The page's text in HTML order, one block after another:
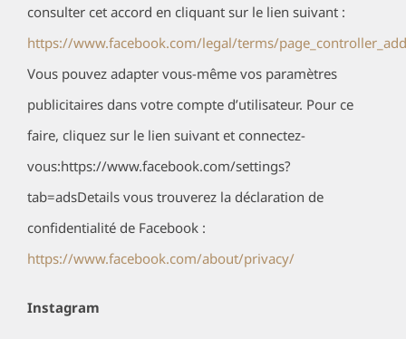
consulter cet accord en cliquant sur le lien suivant :
https://www.facebook.com/legal/terms/
Vous pouvez adapter vous-même vos paramètres
publicitaires dans votre compte d’utilisateur. Pour ce
faire, cliquez sur le lien suivant et connectez-
vous:https://www.facebook.com/settings?
tab=adsDetails vous trouverez la déclaration de
confidentialité de Facebook :
https://www.facebook.com/about/privacy/
Instagram